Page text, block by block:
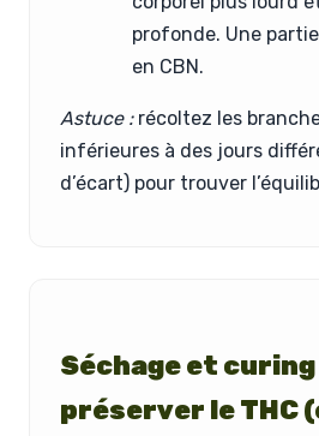
profonde. Une
en CBN.
Astuce :récoltez les
inférieures à des jours
d’écart) pour trouver
Séchage et
préserver le THC